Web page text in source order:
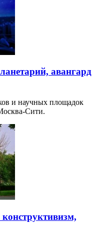
авангард
и научных площадок
Сити.